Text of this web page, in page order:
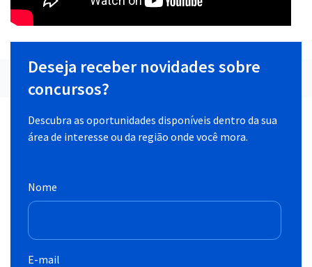
Deseja receber novidades sobre
concursos?
Descubra as oportunidades disponíveis dentro da sua
área de interesse ou da região onde você mora.
Nome
E-mail